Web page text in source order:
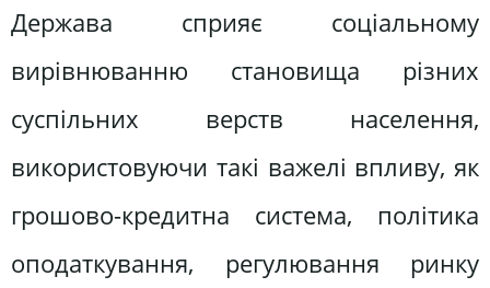
Держава сприяє соціальному
вирівнюванню становища різних
суспільних верств населення,
використовуючи такі важелі впливу, як
грошово-кредитна система, політика
оподаткування, регулювання ринку